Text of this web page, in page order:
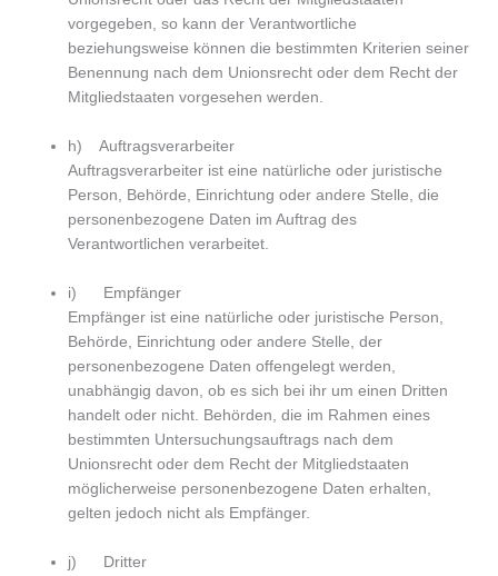
vorgegeben, so kann der Verantwortliche
beziehungsweise können die bestimmten Kriterien seiner
Benennung nach dem Unionsrecht oder dem Recht der
Mitgliedstaaten vorgesehen werden.
h) Auftragsverarbeiter
Auftragsverarbeiter ist eine natürliche oder juristische
Person, Behörde, Einrichtung oder andere Stelle, die
personenbezogene Daten im Auftrag des
Verantwortlichen verarbeitet.
i) Empfänger
Empfänger ist eine natürliche oder juristische Person,
Behörde, Einrichtung oder andere Stelle, der
personenbezogene Daten offengelegt werden,
unabhängig davon, ob es sich bei ihr um einen Dritten
handelt oder nicht. Behörden, die im Rahmen eines
bestimmten Untersuchungsauftrags nach dem
Unionsrecht oder dem Recht der Mitgliedstaaten
möglicherweise personenbezogene Daten erhalten,
gelten jedoch nicht als Empfänger.
j) Dritter